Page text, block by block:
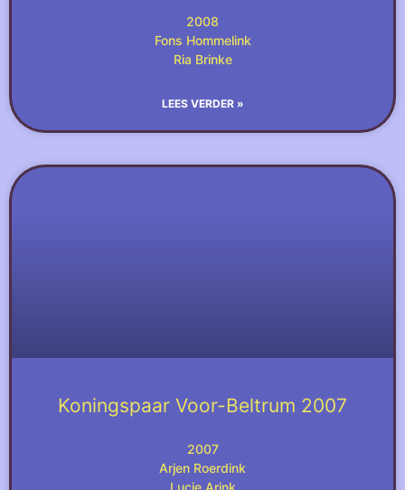
2008
Fons Hommelink
Ria Brinke
LEES VERDER »
Koningspaar Voor-Beltrum 2007
2007
Arjen Roerdink
Lucie Arink